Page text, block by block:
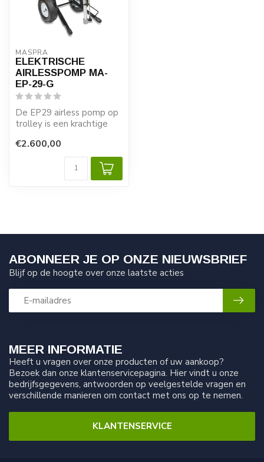
MASPRA
ELEKTRISCHE
AIRLESSPOMP MA-
EP-29-G
De EP29 airless pomp op
trolley is een krachtige
membraanpomp voor p...
€2.600,00
MEER INFORMATIE
Heeft u vragen over onze producten of uw aankoop?
Bezoek dan onze klantenservicepagina. Hier vindt u onze
bedrijfsgegevens, antwoorden op veelgestelde vragen en
verschillende manieren om contact met ons op te nemen.
KLANTENSERVICE
ABONNEER JE OP ONZE NIEUWSBRIEF
Blijf op de hoogte over onze laatste acties